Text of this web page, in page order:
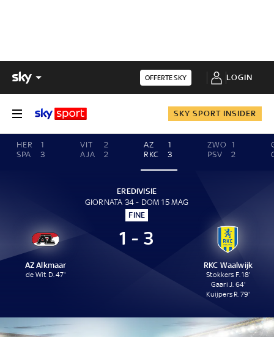
OFFERTE SKY LOGIN
SKY SPORT INSIDER
HER
1
SPA
3
VIT
2
AJA
2
AZ
1
RKC
3
ZWO
1
PSV
2
EREDIVISIE
GIORNATA 34 - DOM 15 MAG
FINE
AZ Alkmaar
de Wit D. 47'
1 - 3
RKC Waalwijk
Stokkers F. 18'
Gaari J. 64'
Kuijpers R. 79'